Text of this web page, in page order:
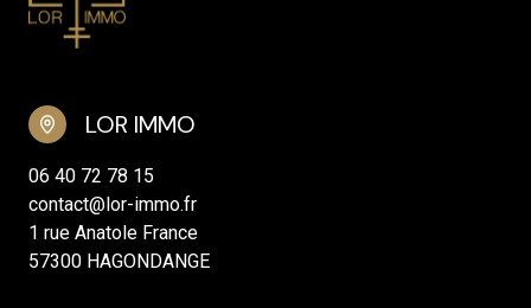
LOR IMMO
06 40 72 78 15
contact@lor-immo.fr
1 rue Anatole France
57300 HAGONDANGE